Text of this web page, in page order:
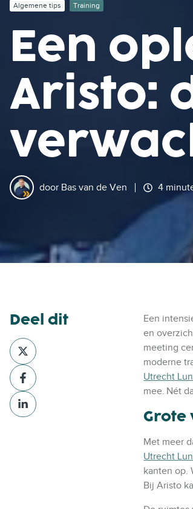
Algemene tips Training
Een
Aristo:
door Bas van de Ven 4
Een
en
meeting
moderne
Utrecht
mee. Nét
Met meer
Utrecht
kanten op.
Bij Aristo
Deel dit
D
e
e
l
v
D
e
e
l
D
e